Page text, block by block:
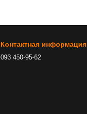
Контактная информация
093 450-95-62